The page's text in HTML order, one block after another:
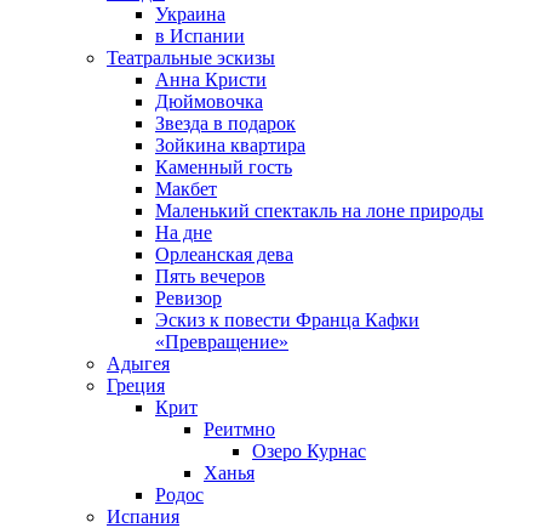
Украина
в Испании
Театральные эскизы
Анна Кристи
Дюймовочка
Звезда в подарок
Зойкина квартира
Каменный гость
Макбет
Маленький спектакль на лоне природы
На дне
Орлеанская дева
Пять вечеров
Ревизор
Эскиз к повести Франца Кафки
«Превращение»
Адыгея
Греция
Крит
Реитмно
Озеро Курнас
Ханья
Родос
Испания